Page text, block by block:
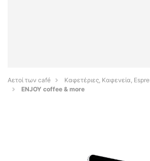
Αετοί των café
Καφετέριες, Καφενεία,
ENJOY coffee & more